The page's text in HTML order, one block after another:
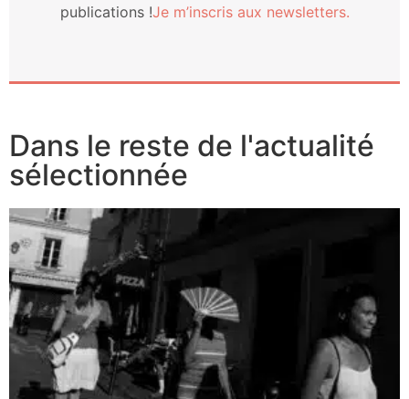
publi­ca­tions !Je m’ins­cris aux newsletters.
Dans le reste de l'actualité
sélectionnée